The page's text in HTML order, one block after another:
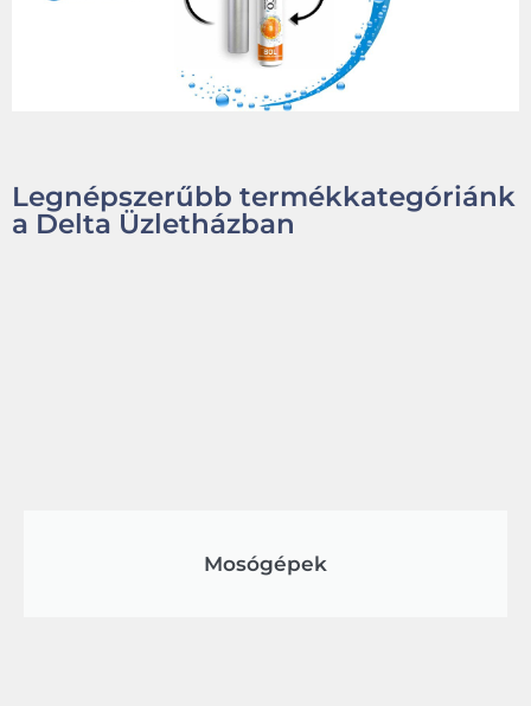
Legnépszerűbb termékkategóriánk
a Delta Üzletházban
Mosógépek